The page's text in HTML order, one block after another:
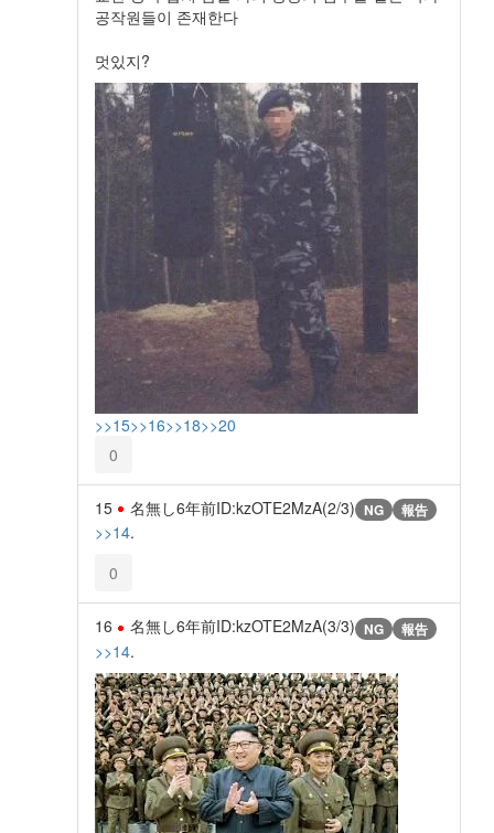
공작원들이 존재한다
멋있지?
>>15>>16>>18>>20
0
15 名無し6年前ID:kzOTE2MzA(2/3) NG 報告
>>14.
0
16 名無し6年前ID:kzOTE2MzA(3/3) NG 報告
>>14.